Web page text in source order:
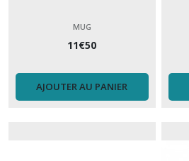
MUG
11€50
AJOUTER AU PANIER